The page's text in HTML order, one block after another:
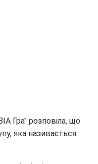
Гра" розповіла, що
яка називається